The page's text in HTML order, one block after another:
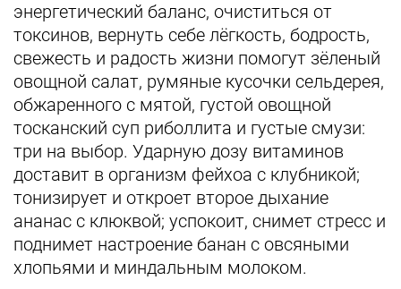
энергетический баланс, очиститься от
токсинов, вернуть себе лёгкость, бодрость,
свежесть и радость жизни помогут зёленый
овощной салат, румяные кусочки сельдерея,
обжаренного с мятой, густой овощной
тосканский суп риболлита и густые смузи:
три на выбор. Ударную дозу витаминов
доставит в организм фейхоа с клубникой;
тонизирует и откроет второе дыхание
ананас с клюквой; успокоит, снимет стресс и
поднимет настроение банан с овсяными
хлопьями и миндальным молоком.